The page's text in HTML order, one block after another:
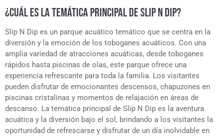
¿CUÁL ES LA TEMÁTICA PRINCIPAL DE SLIP N DIP?
Slip N Dip es un parque acuático temático que se centra en la
diversión y la emoción de los toboganes acuáticos. Con una
amplia variedad de atracciones acuáticas, desde toboganes
rápidos hasta piscinas de olas, este parque ofrece una
experiencia refrescante para toda la familia. Los visitantes
pueden disfrutar de emocionantes descensos, chapuzones en
piscinas cristalinas y momentos de relajación en áreas de
descanso. La temática principal de Slip N Dip es la aventura
acuática y la diversión bajo el sol, brindando a los visitantes la
oportunidad de refrescarse y disfrutar de un día inolvidable en